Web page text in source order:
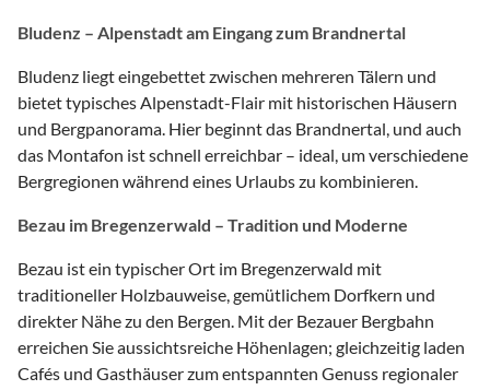
Bludenz – Alpenstadt am Eingang zum Brandnertal
Bludenz liegt eingebettet zwischen mehreren Tälern und
bietet typisches Alpenstadt-Flair mit historischen Häusern
und Bergpanorama. Hier beginnt das Brandnertal, und auch
das Montafon ist schnell erreichbar – ideal, um verschiedene
Bergregionen während eines Urlaubs zu kombinieren.
Bezau im Bregenzerwald – Tradition und Moderne
Bezau ist ein typischer Ort im Bregenzerwald mit
traditioneller Holzbauweise, gemütlichem Dorfkern und
direkter Nähe zu den Bergen. Mit der Bezauer Bergbahn
erreichen Sie aussichtsreiche Höhenlagen; gleichzeitig laden
Cafés und Gasthäuser zum entspannten Genuss regionaler